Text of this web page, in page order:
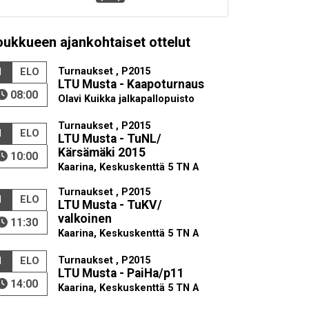
ajankohtaiset ottelut
ELO
08:00
Turnaukset , P2015
LTU Musta - Kaapoturnaus
Olavi Kuikka jalkapallopuisto
ELO
10:00
Turnaukset , P2015
LTU Musta - TuNL/
Kärsämäki 2015
Kaarina, Keskuskenttä 5 TN A
ELO
11:30
Turnaukset , P2015
LTU Musta - TuKV/
valkoinen
Kaarina, Keskuskenttä 5 TN A
ELO
14:00
Turnaukset , P2015
LTU Musta - PaiHa/p11
Kaarina, Keskuskenttä 5 TN A